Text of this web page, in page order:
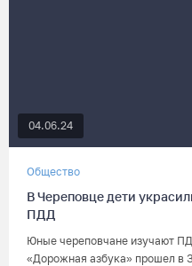
04.06.24
Общество
В Череповце дети
ПДД
Юные череповчане изучают
«Дорожная азбука» прошел в